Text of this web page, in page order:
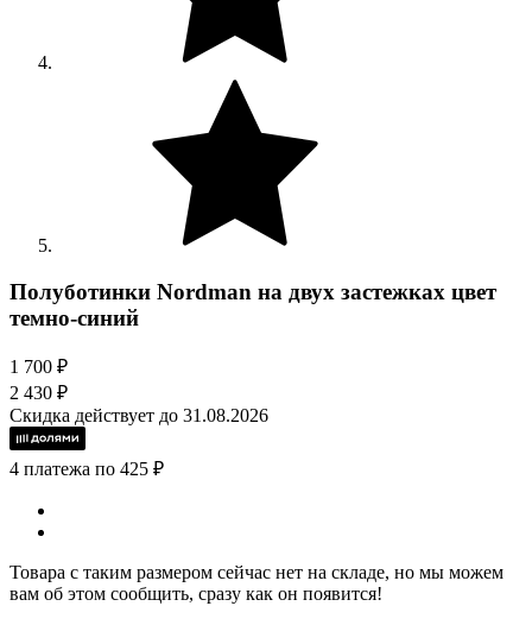
Полуботинки Nordman на двух застежках цвет
темно-синий
1 700 ₽
2 430 ₽
Скидка действует до 31.08.2026
4 платежа по 425 ₽
Товара с таким размером сейчас нет на складе, но мы можем
вам об этом сообщить, сразу как он появится!